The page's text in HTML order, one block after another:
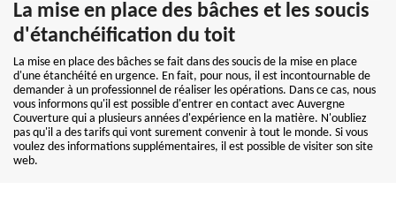
La mise en place des bâches et les soucis
d'étanchéification du toit
La mise en place des bâches se fait dans des soucis de la mise en place
d'une étanchéité en urgence. En fait, pour nous, il est incontournable de
demander à un professionnel de réaliser les opérations. Dans ce cas, nous
vous informons qu'il est possible d'entrer en contact avec Auvergne
Couverture qui a plusieurs années d'expérience en la matière. N'oubliez
pas qu'il a des tarifs qui vont surement convenir à tout le monde. Si vous
voulez des informations supplémentaires, il est possible de visiter son site
web.